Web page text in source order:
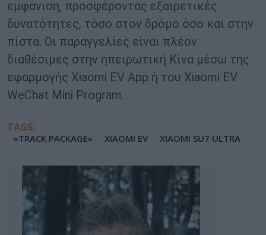
εμφάνιση, προσφέροντας εξαιρετικές
δυνατότητες, τόσο στον δρόμο όσο και στην
πίστα. Οι παραγγελίες είναι πλέον
διαθέσιμες στην ηπειρωτική Κίνα μέσω της
εφαρμογής Xiaomi EV App ή του Xiaomi EV
WeChat Mini Program.
TAGS:
«TRACK PACKAGE» XIAOMI EV XIAOMI SU7 ULTRA